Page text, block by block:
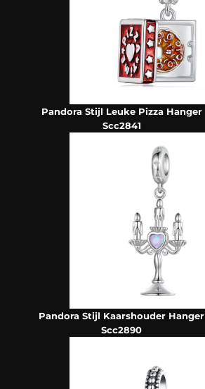
Pandora Stijl Leuke Pizza Hanger
Scc2841
Pandora Stijl Kaarshouder Hanger
Scc2890